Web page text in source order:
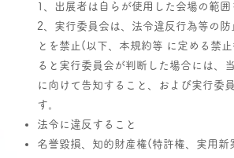
1、出展者は自らが使用した会場の範
2、実行委員会は、法令違反行為等の
とを禁止(以下、本規約等 に定める禁
ると実行委員会が判断した場合には、
に向けて告知すること、および実行委
す。
法令に違反すること
名誉毀損、知的財産権(特許権、実用